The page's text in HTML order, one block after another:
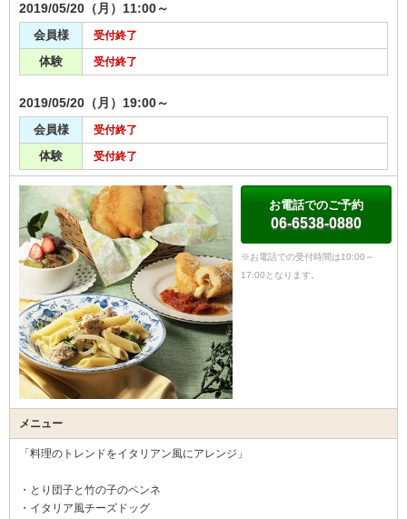
2019/05/20（月）11:00～
会員様 受付終了
体験 受付終了
2019/05/20（月）19:00～
会員様 受付終了
体験 受付終了
お電話でのご予約
06-6538-0880
※お電話での受付時間は10:00～
17:00となります。
メニュー
「料理のトレンドをイタリアン風にアレンジ」
・とり団子と竹の子のペンネ
・イタリア風チーズドッグ